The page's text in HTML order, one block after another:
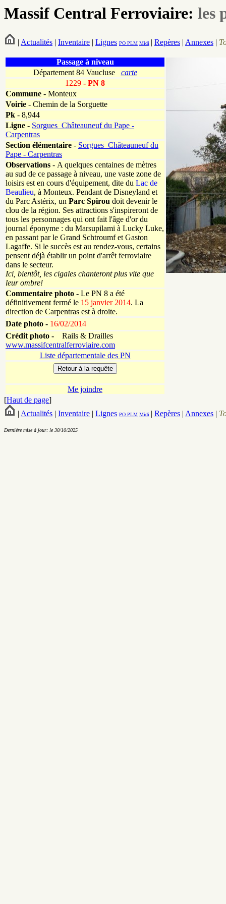
Massif Central Ferroviaire: les
| Actualités | Inventaire | Lignes PO PLM Midi | Repères | Annexes |
Passage à niveau
Département 84 Vaucluse carte
1229 - PN 8
Commune - Monteux
Voirie - Chemin de la Sorguette
Pk - 8,944
Ligne - Sorgues_Châteauneuf du Pape -
Carpentras
Section élémentaire - Sorgues_Châteauneuf du
Pape - Carpentras
Observations - A quelques centaines de mètres
au sud de ce passage à niveau, une vaste zone de
loisirs est en cours d'équipement, dite du Lac de
Beaulieu, à Monteux. Pendant de Disneyland et
du Parc Astérix, un Parc Spirou doit devenir le
clou de la région. Ses attractions s'inspireront de
tous les personnages qui ont fait l'âge d'or du
journal éponyme : du Marsupilami à Lucky Luke,
en passant par le Grand Schtroumf et Gaston
Lagaffe. Si le succès est au rendez-vous, certains
pensent déjà établir un point d'arrêt ferroviaire
dans le secteur.
Ici, bientôt, les cigales chanteront plus vite que
leur ombre!
Commentaire photo - Le PN 8 a été
définitivement fermé le 15 janvier 2014. La
direction de Carpentras est à droite.
Date photo - 16/02/2014
Crédit photo - Rails & Drailles
www.massifcentralferroviaire.com
Liste départementale des PN
Me joindre
[Haut de page]
| Actualités | Inventaire | Lignes PO PLM Midi | Repères | Annexes |
Dernière mise à jour: le 30/10/2025